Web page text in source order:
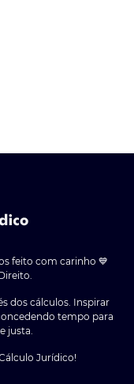
feito com carinho 💙
dos cálculos. Inspirar
tempo para
justa.
Jurídico!